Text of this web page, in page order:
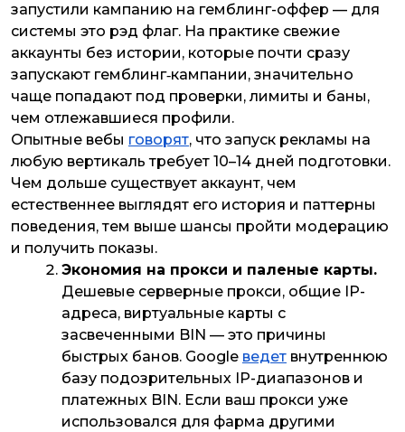
запустили кампанию на гемблинг-оффер — для
системы это рэд флаг. На практике свежие
аккаунты без истории, которые почти сразу
запускают гемблинг‑кампании, значительно
чаще попадают под проверки, лимиты и баны,
чем отлежавшиеся профили.
Опытные вебы говорят, что запуск рекламы на
любую вертикаль требует 10–14 дней подготовки.
Чем дольше существует аккаунт, чем
естественнее выглядят его история и паттерны
поведения, тем выше шансы пройти модерацию
и получить показы.
Экономия на прокси и паленые карты.
Дешевые серверные прокси, общие IP-
адреса, виртуальные карты с
засвеченными BIN — это причины
быстрых банов. Google ведет внутреннюю
базу подозрительных IP-диапазонов и
платежных BIN. Если ваш прокси уже
использовался для фарма другими